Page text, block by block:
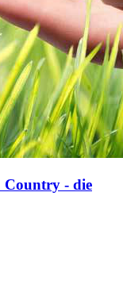
Country - die